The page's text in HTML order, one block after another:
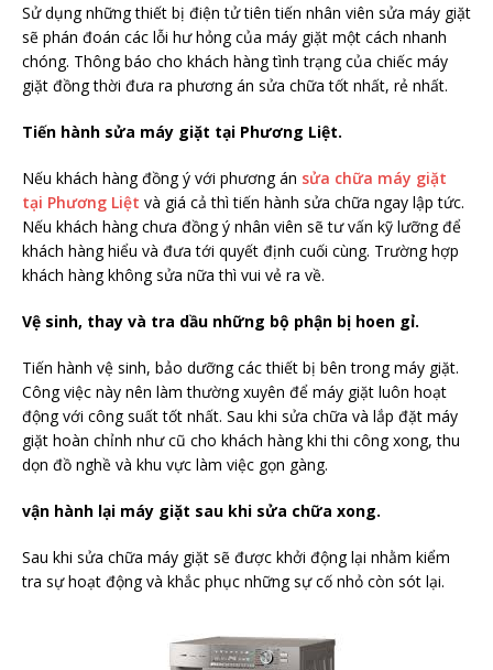
Sử dụng những thiết bị điện tử tiên tiến nhân viên sửa máy giặt
sẽ phán đoán các lỗi hư hỏng của máy giặt một cách nhanh
chóng. Thông báo cho khách hàng tình trạng của chiếc máy
giặt đồng thời đưa ra phương án sửa chữa tốt nhất, rẻ nhất.
Tiến hành sửa máy giặt tại Phương Liệt.
Nếu khách hàng đồng ý với phương án sửa chữa máy giặt
tại Phương Liệt và giá cả thì tiến hành sửa chữa ngay lập tức.
Nếu khách hàng chưa đồng ý nhân viên sẽ tư vấn kỹ lưỡng để
khách hàng hiểu và đưa tới quyết định cuối cùng. Trường hợp
khách hàng không sửa nữa thì vui vẻ ra về.
Vệ sinh, thay và tra dầu những bộ phận bị hoen gỉ.
Tiến hành vệ sinh, bảo dưỡng các thiết bị bên trong máy giặt.
Công việc này nên làm thường xuyên để máy giặt luôn hoạt
động với công suất tốt nhất. Sau khi sửa chữa và lắp đặt máy
giặt hoàn chỉnh như cũ cho khách hàng khi thi công xong, thu
dọn đồ nghề và khu vực làm việc gọn gàng.
vận hành lại máy giặt sau khi sửa chữa xong.
Sau khi sửa chữa máy giặt sẽ được khởi động lại nhằm kiểm
tra sự hoạt động và khắc phục những sự cố nhỏ còn sót lại.